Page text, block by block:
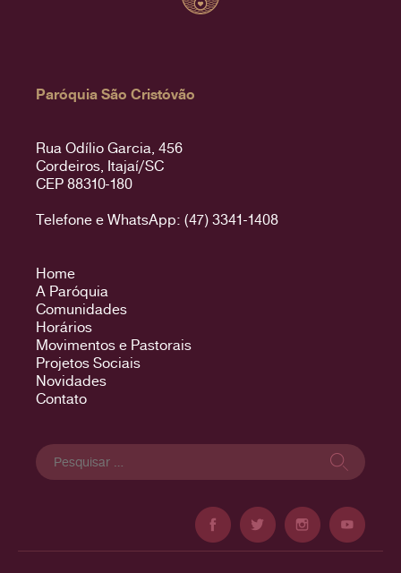
Paróquia São Cristóvão
Rua Odílio Garcia, 456
Cordeiros, Itajaí/SC
CEP 88310-180
Telefone e WhatsApp: (47) 3341-1408
Home
A Paróquia
Comunidades
Horários
Movimentos e Pastorais
Projetos Sociais
Novidades
Contato
Pesquisar
por: